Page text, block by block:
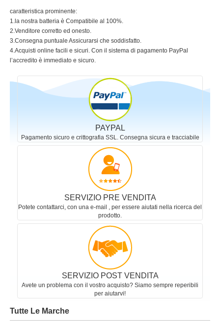
caratteristica prominente:
1.la nostra batteria è Compatibile al 100%.
2.Venditore corretto ed onesto.
3.Consegna puntuale Assicurarsi che soddisfatto.
4.Acquisti online facili e sicuri. Con il sistema di pagamento PayPal
l’accredito è immediato e sicuro.
PAYPAL
Pagamento sicuro e crittografia SSL. Consegna sicura e tracciabile
SERVIZIO PRE VENDITA
Potete contattarci, con una e-mail , per essere aiutati nella ricerca del
prodotto.
SERVIZIO POST VENDITA
Avete un problema con il vostro acquisto? Siamo sempre reperibili
per aiutarvi!
Tutte Le Marche